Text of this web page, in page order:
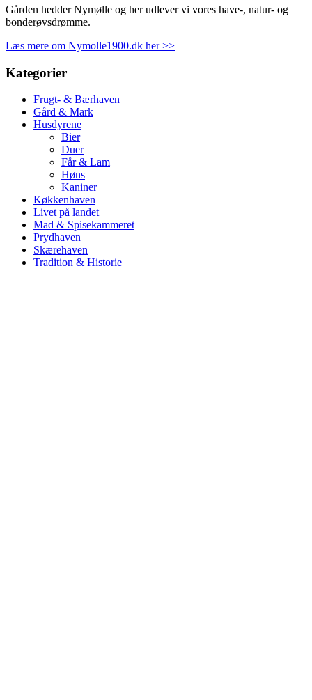
Gården hedder Nymølle og her udlever vi vores have-, natur- og
bonderøvsdrømme.
Læs mere om Nymolle1900.dk her >>
Kategorier
Frugt- & Bærhaven
Gård & Mark
Husdyrene
Bier
Duer
Får & Lam
Høns
Kaniner
Køkkenhaven
Livet på landet
Mad & Spisekammeret
Prydhaven
Skærehaven
Tradition & Historie